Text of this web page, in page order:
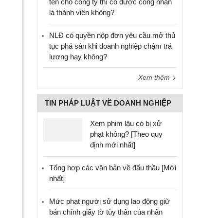
tên cho công ty thì có được công nhận
là thành viên không?
NLĐ có quyền nộp đơn yêu cầu mở thủ
tục phá sản khi doanh nghiệp chậm trả
lương hay không?
Xem thêm
TIN PHÁP LUẬT VỀ DOANH NGHIỆP
Xem phim lậu có bị xử
phạt không? [Theo quy
định mới nhất]
Tổng hợp các văn bản về đấu thầu [Mới
nhất]
Mức phạt người sử dụng lao động giữ
bản chính giấy tờ tùy thân của nhân